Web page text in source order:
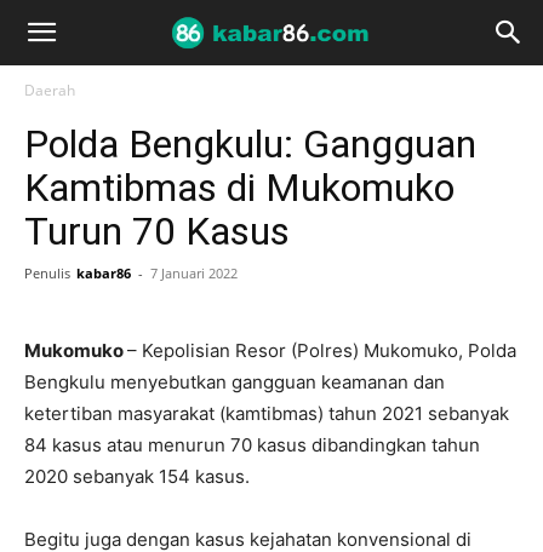
Daerah
Polda Bengkulu: Gangguan
Kamtibmas di Mukomuko
Turun 70 Kasus
Penulis kabar86 - 7 Januari 2022
Mukomuko– Kepolisian Resor (Polres) Mukomuko, Polda
Bengkulu menyebutkan gangguan keamanan dan
ketertiban masyarakat (kamtibmas) tahun 2021 sebanyak
84 kasus atau menurun 70 kasus dibandingkan tahun
2020 sebanyak 154 kasus.
Begitu juga dengan kasus kejahatan konvensional di